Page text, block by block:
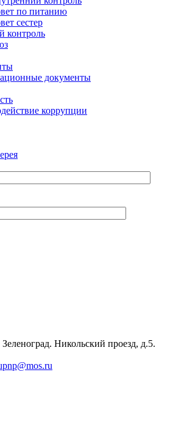
по питанию
сестер
контроль
документы
коррупции
Никольский проезд, д.5.